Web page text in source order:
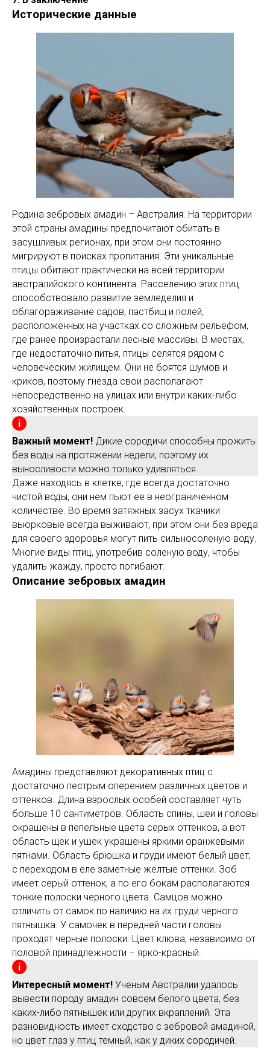
Исторические данные
Родина зебровых амадин – Австралия. На территории
этой страны амадины предпочитают обитать в
засушливых регионах, при этом они постоянно
мигрируют в поисках пропитания. Эти уникальные
птицы обитают практически на всей территории
австралийского континента. Расселению этих птиц
способствовало развитие земледелия и
облагораживание садов, пастбищ и полей,
расположенных на участках со сложным рельефом,
где ранее произрастали лесные массивы. В местах,
где недостаточно питья, птицы селятся рядом с
человеческим жилищем. Они не боятся шумов и
криков, поэтому гнезда свои располагают
непосредственно на улицах или внутри каких-либо
хозяйственных построек.
Важный момент! Дикие сородичи способны прожить
без воды на протяжении недели, поэтому их
выносливости можно только удивляться.
Даже находясь в клетке, где всегда достаточно
чистой воды, они нем пьют ее в неограниченном
количестве. Во время затяжных засух ткачики
вьюрковые всегда выживают, при этом они без вреда
для своего здоровья могут пить сильносоленую воду.
Многие виды птиц, употребив соленую воду, чтобы
удалить жажду, просто погибают.
Описание зебровых амадин
Амадины представляют декоративных птиц с
достаточно пестрым оперением различных цветов и
оттенков. Длина взрослых особей составляет чуть
больше 10 сантиметров. Область спины, шеи и головы
окрашены в пепельные цвета серых оттенков, а вот
область щек и ушек украшены яркими оранжевыми
пятнами. Область брюшка и груди имеют белый цвет,
с переходом в еле заметные желтые оттенки. Зоб
имеет серый оттенок, а по его бокам располагаются
тонкие полоски черного цвета. Самцов можно
отличить от самок по наличию на их груди черного
пятнышка. У самочек в передней части головы
проходят черные полоски. Цвет клюва, независимо от
половой принадлежности – ярко-красный.
Интересный момент! Ученым Австралии удалось
вывести породу амадин совсем белого цвета, без
каких-либо пятнышек или других вкраплений. Эта
разновидность имеет сходство с зебровой амадиной,
но цвет глаз у птиц темный, как у диких сородичей.